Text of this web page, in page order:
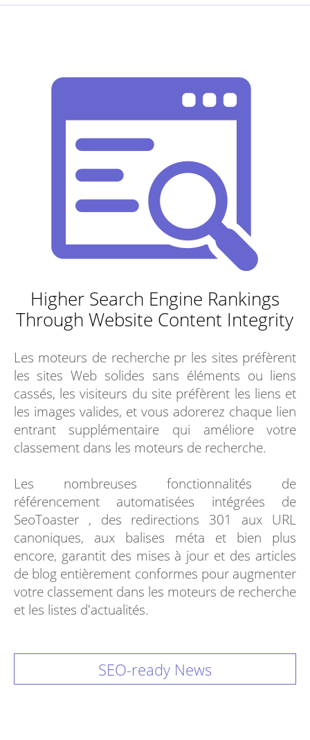
Higher Search Engine Rankings
Through Website Content Integrity
Les moteurs de recherche pr les sites préfèrent
les sites Web solides sans éléments ou liens
cassés, les visiteurs du site préfèrent les liens et
les images valides, et vous adorerez chaque lien
entrant supplémentaire qui améliore votre
classement dans les moteurs de recherche.
Les nombreuses fonctionnalités de
référencement automatisées intégrées de
SeoToaster , des redirections 301 aux URL
canoniques, aux balises méta et bien plus
encore, garantit des mises à jour et des articles
de blog entièrement conformes pour augmenter
votre classement dans les moteurs de recherche
et les listes d'actualités.
SEO-ready News